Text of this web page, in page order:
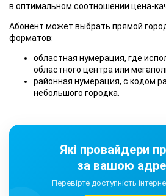
в оптимальном соотношении цена-
Абонент может выбрать прямой
форматов:
областная нумерация, где
областного центра или
районная нумерация, с кодом
небольшого городка.
Які провайдери
за вашою
Перевірте доступність